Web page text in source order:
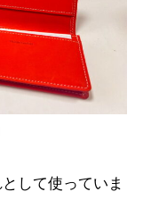
して使っていま